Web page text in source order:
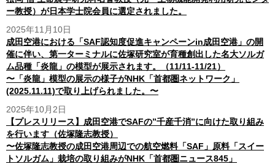
ー教授）が日本学士院会員に選定されました。
2025年11月10日
成田空港における「SAF認知度促進キャンペーンin成田空港」の開
催に伴い、第一ターミナルに佐塚研究室が育種創出した名大ソルガ
ム品種「炎龍」の模型が展示されます。（11/11-11/21）
〜「炎龍」模型の展示の様子がNHK「首都圏ネットワーク」
(2025.11.11)で取り上げられました。〜
2025年10月2日
【プレスリリース】成田空港でSAFの”千産千消”に向けた取り組み
を行います（佐塚隆志教授）
〜佐塚隆志教授の成田空港周辺での航空燃料「SAF」原料「スイー
トソルガム」栽培の取り組みがNHK「首都圏ニュース845」